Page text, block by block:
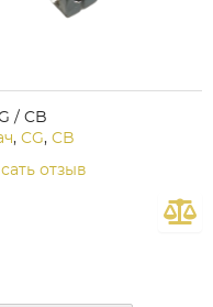
/ CB
, CG, CB
отзыв